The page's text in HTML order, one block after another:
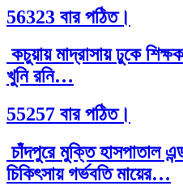
56323 বার পঠিত।
কচুয়ায় মাদ্রাসায় ঢুকে
খুনি রনি…
55257 বার পঠিত।
চাঁদপুরে মুক্তি হাসপাতাল
চিকিৎসায় গর্ভবতি মায়ের…